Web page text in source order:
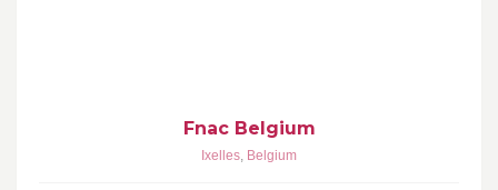
Fnac Belgium
Ixelles, Belgium